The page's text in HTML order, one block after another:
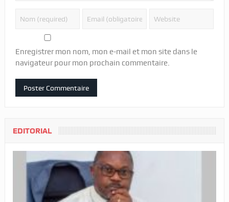
Enregistrer mon nom, mon e-mail et mon site dans le
navigateur pour mon prochain commentaire.
EDITORIAL